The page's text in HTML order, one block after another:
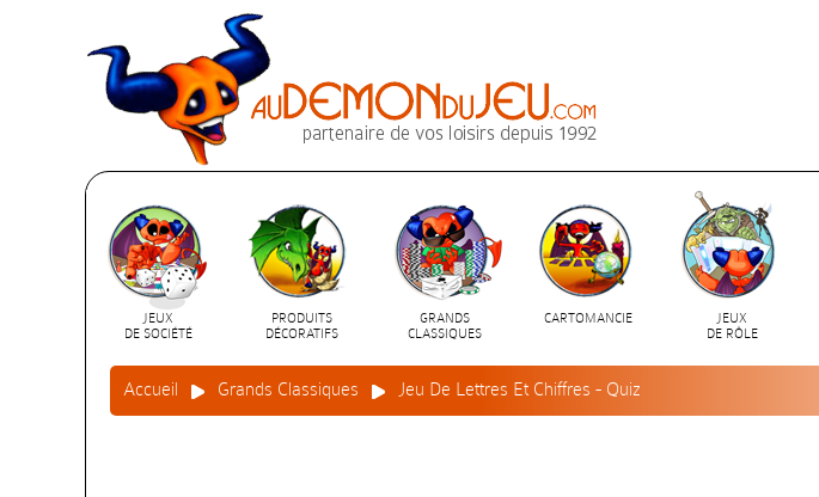
JEUX
DE SOCIÉTÉ
PRODUITS
DÉCORATIFS
GRANDS
CLASSIQUES
CARTOMANCIE
JEUX
DE RÔLE
Accueil Grands Classiques Jeu De Lettres Et Chiffres - Quiz